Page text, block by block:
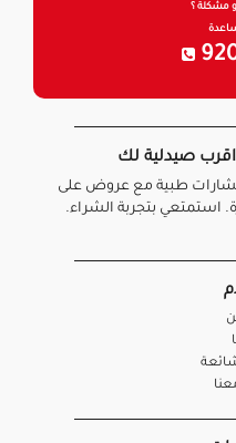
مشكلة ؟
اقرب صيدلية لك
طبية مع عروض على
استمتعي بتجربة الشراء.